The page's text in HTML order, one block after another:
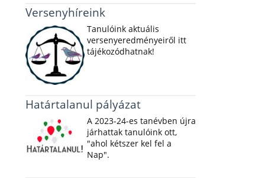
Versenyhíreink
Tanulóink aktuális
versenyeredményeiről itt
tájékozódhatnak!
Határtalanul pályázat
A 2023-24-es tanévben újra
járhattak tanulóink ott,
"ahol kétszer kel fel a
Nap".